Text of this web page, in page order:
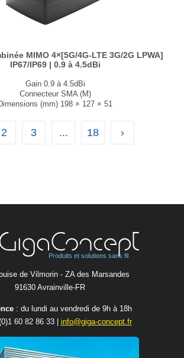
MIMO 4×[5G/4G-LTE 3G/2G LPWA]
IP67/IP69 | 0.9 à 4.5dBi
Gain 0.9 à 4.5dBi
Connecteur SMA (M)
(mm) 198 × 127 × 51
et en blanc....
2 3 ... 18 ›
Produits et solutions sans fil
de Vilmorin - ZA des Marsandes
91630 Avrainvilleㅤ-ㅤFR
: du lundi au vendredi de 9h à 18h
60 82 86 33| info@giga-concept.fr